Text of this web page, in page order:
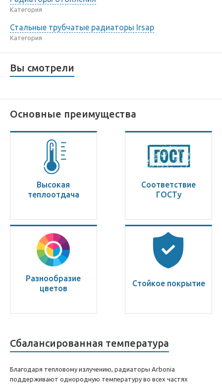
Категория
Стальные трубчатые радиаторы Irsap
Категория
Вы смотрели
Основные преимущества
Высокая
теплоотдача
Соответствие
ГОСТу
Разнообразие
цветов
Стойкое покрытие
Сбалансированная температура
Благодаря тепловому излучению, радиаторы Arbonia
поддерживают однородную температуру во всех частях